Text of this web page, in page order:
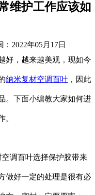
维护工作应该如
2022年05月17日
，越来越美观，现如今
纳米复材空调百叶 ，因此
。下面小编教大家如何进
。
调百叶选择保护胶带来
做好一定的处理是很有必